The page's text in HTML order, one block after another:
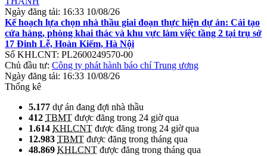
Ngày đăng tải: 16:33 10/08/26
Kế hoạch lựa chọn nhà thầu giai đoạn thực hiện dự án: Cải tạo
cửa hàng, phòng khai thác và khu vực làm việc tầng 2 tại trụ sở
17 Đinh Lễ, Hoàn Kiếm, Hà Nội
Số KHLCNT: PL2600249570-00
Chủ đầu tư: Công ty phát hành báo chí Trung ương
Ngày đăng tải: 16:33 10/08/26
Thống kê
5.177 dự án đang đợi nhà thầu
412 TBMT được đăng trong 24 giờ qua
1.614 KHLCNT được đăng trong 24 giờ qua
12.983 TBMT được đăng trong tháng qua
48.869 KHLCNT được đăng trong tháng qua